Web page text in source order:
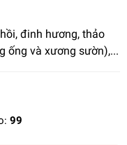
đinh hương, thảo
ống và xương sườn),...
99